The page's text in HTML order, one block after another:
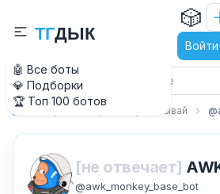
🤖 Все боты
💎 Подборки
🏆 Топ 100 ботов
ТГДЫК
🎲
Войти
Главная Играй и зарабатывай
[не отвечает]
@awk_monkey_base_bot